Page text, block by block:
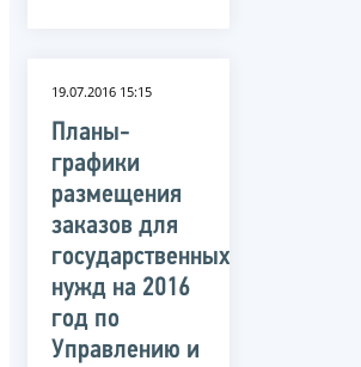
19.07.2016 15:15
Планы-
графики
размещения
заказов для
государственных
нужд на 2016
год по
Управлению и